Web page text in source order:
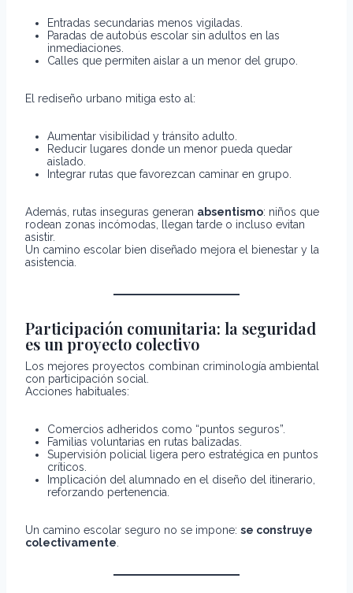
Entradas secundarias menos vigiladas.
Paradas de autobús escolar sin adultos en las
inmediaciones.
Calles que permiten aislar a un menor del grupo.
El rediseño urbano mitiga esto al:
Aumentar visibilidad y tránsito adulto.
Reducir lugares donde un menor pueda quedar
aislado.
Integrar rutas que favorezcan caminar en grupo.
Además, rutas inseguras generan absentismo: niños que
rodean zonas incómodas, llegan tarde o incluso evitan
asistir.
Un camino escolar bien diseñado mejora el bienestar y la
asistencia.
Participación comunitaria: la seguridad
es un proyecto colectivo
Los mejores proyectos combinan criminología ambiental
con participación social.
Acciones habituales:
Comercios adheridos como “puntos seguros”.
Familias voluntarias en rutas balizadas.
Supervisión policial ligera pero estratégica en puntos
críticos.
Implicación del alumnado en el diseño del itinerario,
reforzando pertenencia.
Un camino escolar seguro no se impone: se construye
colectivamente